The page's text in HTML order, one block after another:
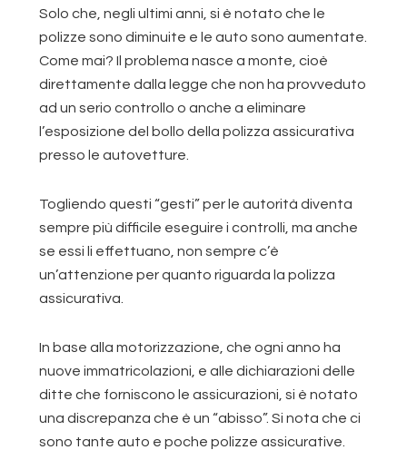
Solo che, negli ultimi anni, si è notato che le
polizze sono diminuite e le auto sono aumentate.
Come mai? Il problema nasce a monte, cioè
direttamente dalla legge che non ha provveduto
ad un serio controllo o anche a eliminare
l’esposizione del bollo della polizza assicurativa
presso le autovetture.
Togliendo questi “gesti” per le autorità diventa
sempre più difficile eseguire i controlli, ma anche
se essi li effettuano, non sempre c’è
un’attenzione per quanto riguarda la polizza
assicurativa.
In base alla motorizzazione, che ogni anno ha
nuove immatricolazioni, e alle dichiarazioni delle
ditte che forniscono le assicurazioni, si è notato
una discrepanza che è un “abisso”. Si nota che ci
sono tante auto e poche polizze assicurative.